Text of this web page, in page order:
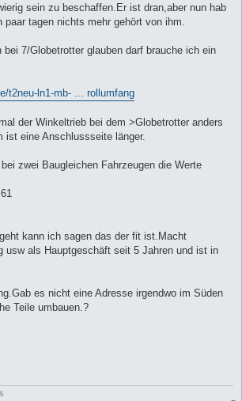
sein zu beschaffen.Er ist dran,aber nun hab
tagen nichts mehr gehört von ihm.
bei 7/Globetrotter glauben darf brauche ich ein
t2neu-ln1-mb- ... rollumfang
der Winkeltrieb bei dem >Globetrotter anders
ist eine Anschlussseite länger.
zwei Baugleichen Fahrzeugen die Werte
kann ich sagen das der fit ist.Macht
usw als Hauptgeschäft seit 5 Jahren und ist in
es nicht eine Adresse irgendwo im Süden
Teile umbauen.?